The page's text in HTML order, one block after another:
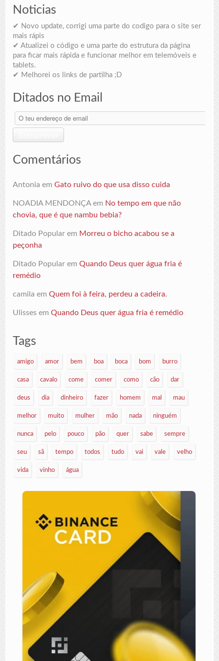
Noticias
✔ Novo update, corrigi uma parte do codigo para o site ser
mais rápis
✔ Atualizei o código e uma parte do estrutura da página
para ficar mais rápida e funcionar melhor em telemóveis e
tablets.
✔ Melhorei os links de partilha ;D
Ditados no Email
O
teu
de
email
Comentários
Antonia emGato ruivo do que usa disso cuida
NOADIA MENDONÇA em No tempo em que não
chovia, que é que nambu bebia?
Ditado Popular em Morreu o bicho acabou se a
peçonha
Ditado Popular emQuando Deus quer água fria é
remédio
camila emQuem foi à feira, perdeu a cadeira.
Ulisses emQuando Deus quer água fria é remédio
Tags
amigo amor bem boa boca bom burro
casa cavalo come comer como cão dar
deus dia dinheiro fazer homem mal mau
melhor muito mulher mão nada ninguém
nunca pelo pouco pão quer sabe sempre
seu sã tempo todos tudo vai vale velho
vida vinho água